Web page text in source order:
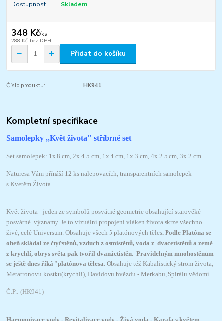
Dostupnost Skladem
348 Kč/ks
288 Kč bez DPH
Přidat do košíku
Číslo produktu: HK941
Kompletní specifikace
Samolepky ,,Květ života" stříbrné set
Set samolepek: 1x 8 cm, 2x 4.5 cm, 1x 4 cm, 1x 3 cm, 4x 2.5 cm, 3x 2 cm
Naturesa Vám přínáší 12 ks nalepovacích, transparentních samolepek
s Kvetěm Života
Květ života - jeden ze symbolů posvátné geometrie obsahující starověké
posvátné významy. Je to vizuální propojení vláken života skrze všechno
živé, celé Universum. Obsahuje všech 5 platónových těles. Podle Platóna se
oheň skládal ze čtyřstěnů, vzduch z osmistěnů, voda z dvacetistěnů a země
z krychlí, obrys světa pak tvořil dvanáctistěn. Pravidelným mnohostěnům
se ještě dnes říká "platónova tělesa. Obsahuje též Kabalistický strom života,
Metatronovu kostku(krychli), Davidovu hvězdu - Merkabu, Spirálu vědomí.
Č.P.: (HK941)
Harmonizace vody - Revitalizace vody - Živá voda - Karafa s květem